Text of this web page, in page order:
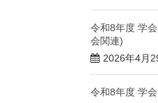
令和8年度 学
会関連)
2026年4月
令和8年度 学